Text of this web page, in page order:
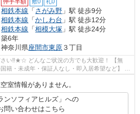
仲手半額 敷0 礼0
相鉄本線 「さがみ野 」駅 徒歩9分
相鉄本線 「かしわ台 」駅 徒歩12分
相鉄本線 「相模大塚 」駅 徒歩24分
築6年
神奈川県座間市東原３丁目
い‼★☆ どんなご状況の方でも大歓迎！ 【無
籍・未成年・保証人なし・即入居希望など】 ネ
室情報がありません。
ンソフィアヒルズ」への
問い合わせはこちら